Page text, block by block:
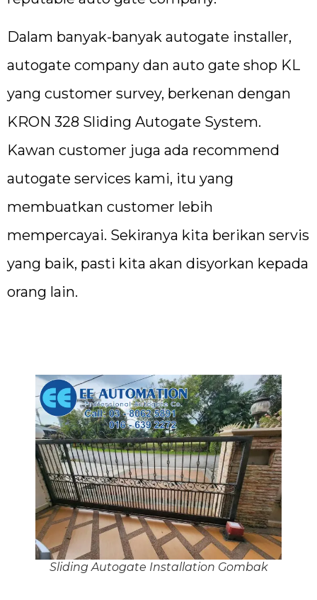
Dalam banyak-banyak autogate installer,
autogate company dan auto gate shop KL
yang customer survey, berkenan dengan
KRON 328 Sliding Autogate System.
Kawan customer juga ada recommend
autogate services kami, itu yang
membuatkan customer lebih
mempercayai. Sekiranya kita berikan servis
yang baik, pasti kita akan disyorkan kepada
orang lain.
Sliding Autogate Installation Gombak